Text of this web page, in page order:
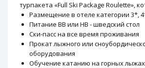
турпакета «Full Ski Package Roulette»,
Размещение в отеле категории 3*,
Питание BB или HB - шведский стол
Ски-пасс на все время проживания
Прокат лыжного или
оборудования
Обучение катанию на горных